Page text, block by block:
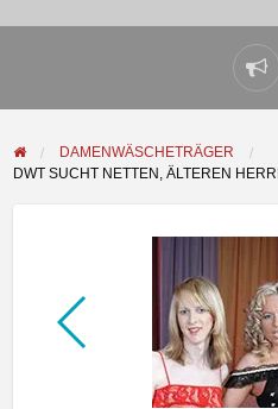
DAMENWÄSCHETRÄGER
DWT SUCHT NETTEN, ÄLTEREN